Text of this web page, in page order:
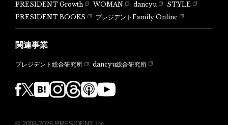
PRESIDENT Growth WOMAN dancyu
STYLE
PRESIDENT BOOKS
プレジデントFamily Online
関連事業
プレジデント総合研究所 dancyu総合研究所